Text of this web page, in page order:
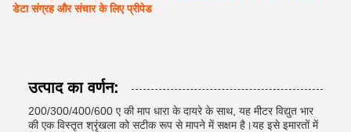
डेटा संग्रह और संचार के लिए प्रीपेड
उत्पाद का वर्णन:
200/300/400/600 ए की माप धारा के दायरे के साथ, यह मीटर विद्युत भार
की एक विस्तृत श्रृंखला को सटीक रूप से मापने में सक्षम है।यह इसे इमारतों में